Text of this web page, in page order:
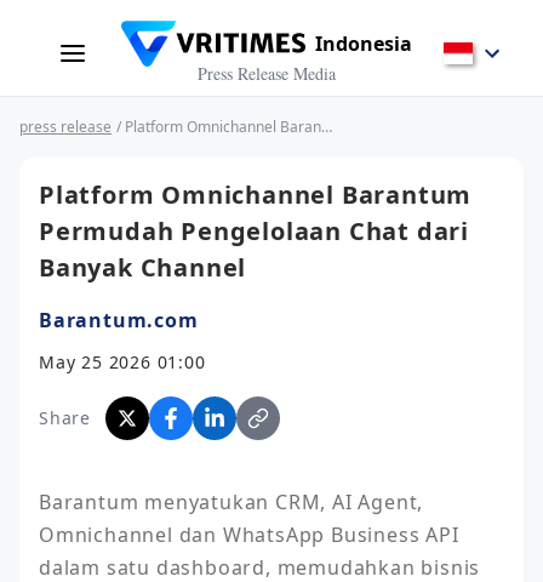
Indonesia
Press Release Media
press release / Platform Omnichannel Barantum Permudah Pengelolaan Chat dari Banyak Channel
Platform Omnichannel Barantum
Permudah Pengelolaan Chat dari
Banyak Channel
Barantum.com
May 25 2026 01:00
Share
Barantum menyatukan CRM, AI Agent,
Omnichannel dan WhatsApp Business API
dalam satu dashboard, memudahkan bisnis